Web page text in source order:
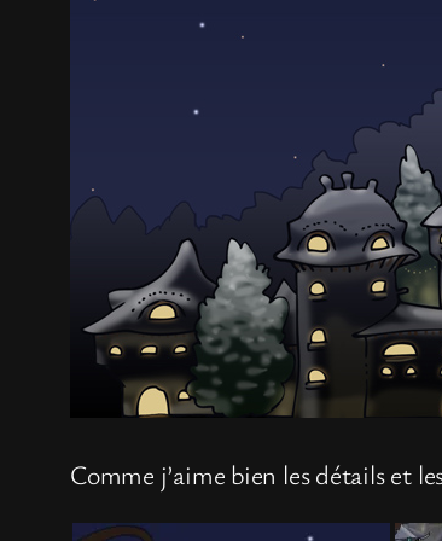
Comme j’aime bien les détails et